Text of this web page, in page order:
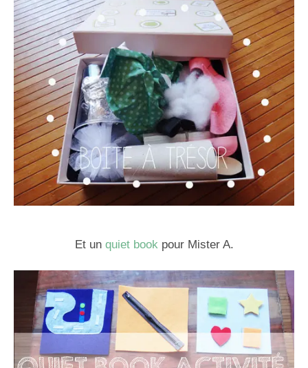
Et un quiet bookpour Mister A.